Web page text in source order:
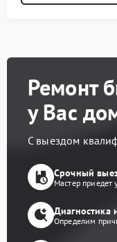
Ремонт
у Вас
С выездом
Срочный
Мастер приедет
Диагностика
Определим